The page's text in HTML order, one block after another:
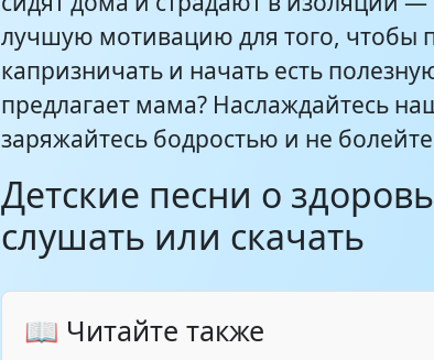
лучшую мотивацию для того, чтобы
капризничать и начать есть
предлагает мама? Наслаждайтесь
заряжайтесь бодростью и не
Детские песни о
слушать или скачать
📖 Читайте также